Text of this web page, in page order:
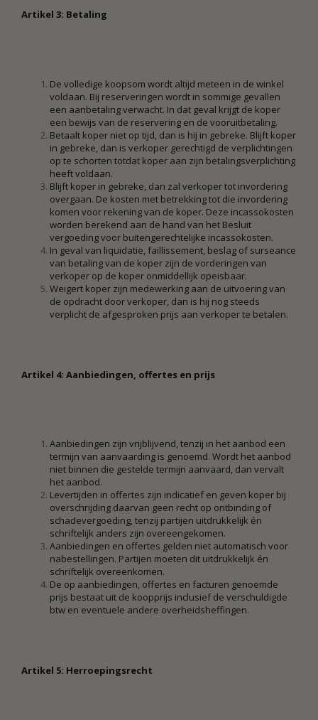
Artikel 3: Betaling
De volledige koopsom wordt altijd meteen in de winkel
voldaan. Bij reserveringen wordt in sommige gevallen
een aanbetaling verwacht. In dat geval krijgt de koper
een bewijs van de reservering en de vooruitbetaling.
Betaalt koper niet op tijd, dan is hij in gebreke. Blijft koper
in gebreke, dan is verkoper gerechtigd de verplichtingen
op te schorten totdat koper aan zijn betalingsverplichting
heeft voldaan.
Blijft koper in gebreke, dan zal verkoper tot invordering
overgaan. De kosten met betrekking tot die invordering
komen voor rekening van de koper. Deze incassokosten
worden berekend aan de hand van het Besluit
vergoeding voor buitengerechtelijke incassokosten.
In geval van liquidatie, faillissement, beslag of surseance
van betaling van de koper zijn de vorderingen van
verkoper op de koper onmiddellijk opeisbaar.
Weigert koper zijn medewerking aan de uitvoering van
de opdracht door verkoper, dan is hij nog steeds
verplicht de afgesproken prijs aan verkoper te betalen.
Artikel 4: Aanbiedingen, offertes en prijs
Aanbiedingen zijn vrijblijvend, tenzij in het aanbod een
termijn van aanvaarding is genoemd. Wordt het aanbod
niet binnen die gestelde termijn aanvaard, dan vervalt
het aanbod.
Levertijden in offertes zijn indicatief en geven koper bij
overschrijding daarvan geen recht op ontbinding of
schadevergoeding, tenzij partijen uitdrukkelijk én
schriftelijk anders zijn overeengekomen.
Aanbiedingen en offertes gelden niet automatisch voor
nabestellingen. Partijen moeten dit uitdrukkelijk én
schriftelijk overeenkomen.
De op aanbiedingen, offertes en facturen genoemde
prijs bestaat uit de koopprijs inclusief de verschuldigde
btw en eventuele andere overheidsheffingen.
Artikel 5: Herroepingsrecht